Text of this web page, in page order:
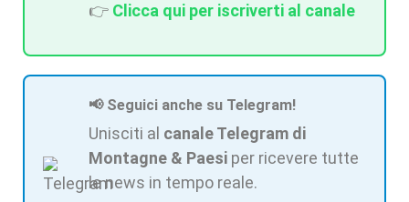
👉 Clicca qui per iscriverti al canale
📢 Seguici anche su Telegram!
Unisciti al canale Telegram di
Montagne & Paesi per ricevere tutte
le news in tempo reale.